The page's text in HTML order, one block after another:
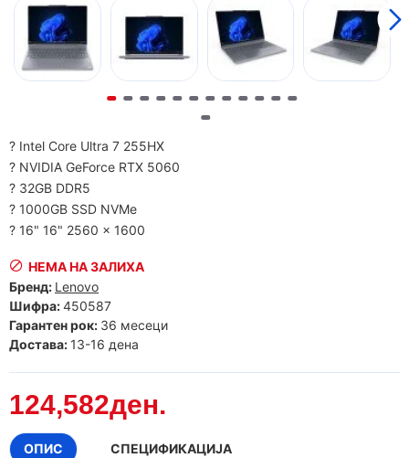
? Intel Core Ultra 7 255HX
? NVIDIA GeForce RTX 5060
? 32GB DDR5
? 1000GB SSD NVMe
? 16" 16" 2560 x 1600
124,582ден.
НЕМА НА ЗАЛИХА
Бренд: Lenovo
Шифра:450587
Гарантен рок: 36 месеци
Достава: 13-16 дена
ОПИС СПЕЦИФИКАЦИЈА